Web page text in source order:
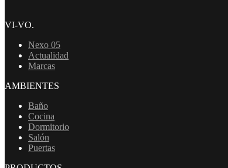
VI-VO.
Nexo 05
Actualidad
Marcas
AMBIENTES
Baño
Cocina
Dormitorio
Salón
Puertas